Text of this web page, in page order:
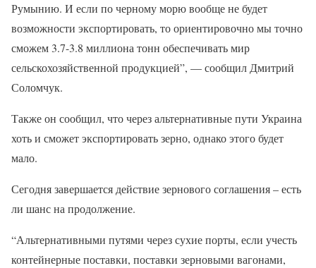
Румынию. И если по черному морю вообще не будет
возможности экспортировать, то ориентировочно мы точно
сможем 3.7-3.8 миллиона тонн обеспечивать мир
сельскохозяйственной продукцией”, — сообщил Дмитрий
Соломчук.
Также он сообщил, что через альтернативные пути Украина
хоть и сможет экспортировать зерно, однако этого будет
мало.
Сегодня завершается действие зернового соглашения – есть
ли шанс на продолжение.
“Альтернативными путями через сухие порты, если учесть
контейнерные поставки, поставки зерновыми вагонами,